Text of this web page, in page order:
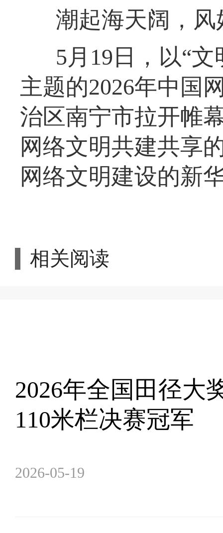
潮起海天阔，
5月19日，以“
主题的2026年中国
治区南宁市拉开帷
网络文明共建共享
网络文明建设的新
相关阅读
2026年全国田径大
110米栏决赛冠军
2026-05-19